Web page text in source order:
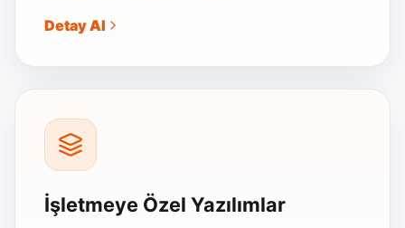
Detay Al
İşletmeye Özel Yazılımlar